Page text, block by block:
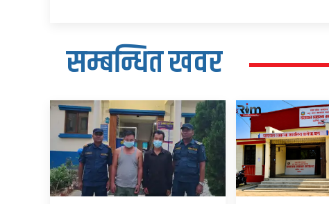
सम्बन्धित खवर